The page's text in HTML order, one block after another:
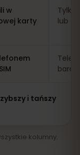
w
karty
Tylko
lub
i tańszy
kolumny.